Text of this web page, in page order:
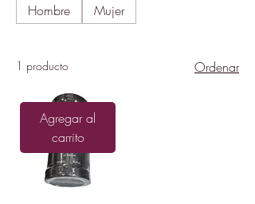
Hombre
Mujer
1 producto Ordenar
Agregar al
carrito